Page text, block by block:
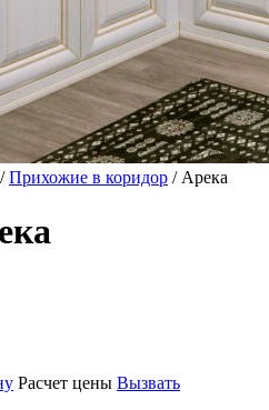
/Прихожие в коридор / Арека
Расчет цены Вызвать